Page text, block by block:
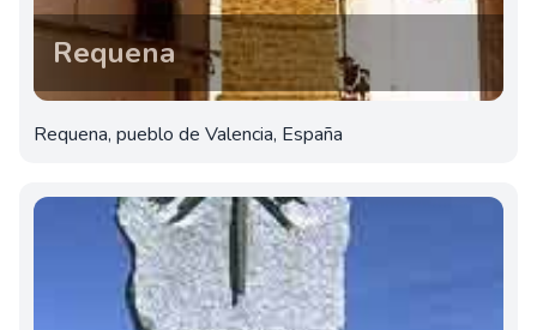
Requena
Requena, pueblo de Valencia, España